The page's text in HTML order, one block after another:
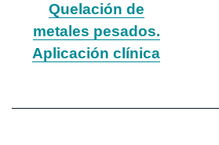
Quelación de
metales pesados.
Aplicación clínica